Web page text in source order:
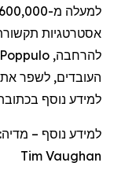
למעלה מ-600,000
אסטרטגיות
להרחבה,
Poppulo
העובדים, לשפר את
למידע נוסף
למידע נוסף – מדיה:
Tim Vaughan